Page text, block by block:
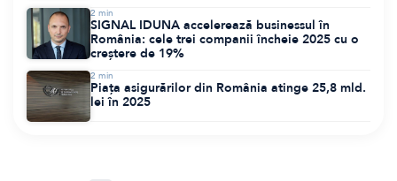
2 min
SIGNAL IDUNA accelerează businessul în
România: cele trei companii încheie 2025 cu o
creștere de 19%
2 min
Piața asigurărilor din România atinge 25,8 mld.
lei în 2025